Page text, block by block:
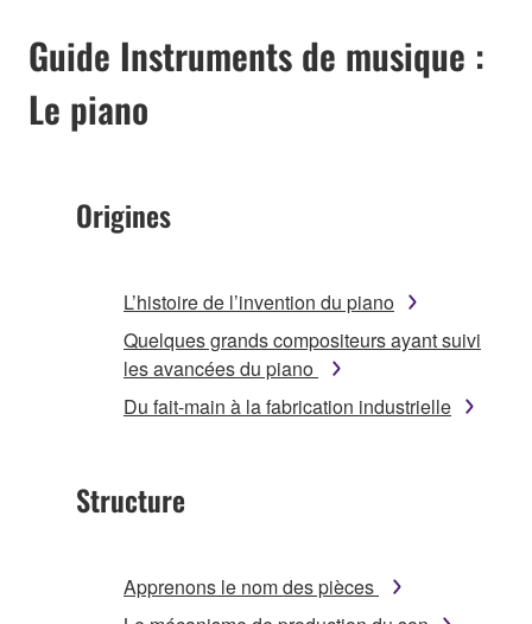
Guide Instruments de musique :
Le piano
Origines
L’histoire de l’invention du piano
Quelques grands compositeurs ayant suivi
les avancées du piano
Du fait-main à la fabrication industrielle
Structure
Apprenons le nom des pièces